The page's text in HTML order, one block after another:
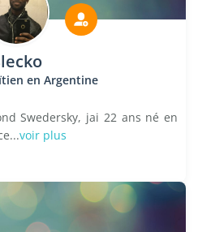
en Argentine
Swedersky, jai 22 ans né en
voir plus